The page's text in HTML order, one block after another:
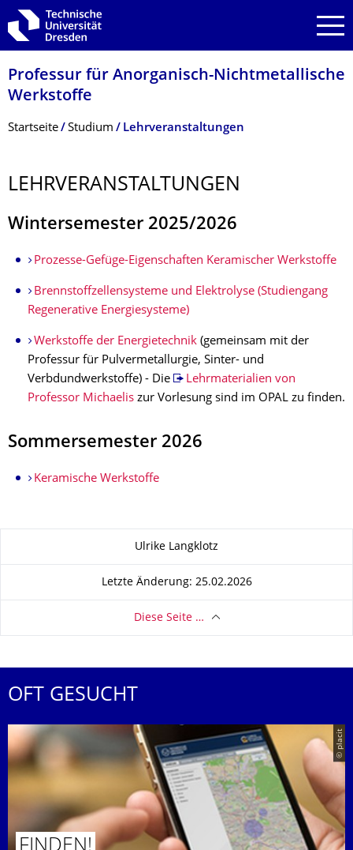
Zur Hauptnavigation springen
Zur Suche springen
Zum Inhalt springen
Professur für Anorganisch-Nichtmetallische
Werkstoffe
Breadcrumb-Menü
Startseite Studium Lehrveranstaltungen
LEHRVERANSTAL­TUNGEN
Wintersemester 2025/2026
Prozesse-Gefüge-Eigenschaften Keramischer Werkstoffe
Brennstoffzellensysteme und Elektrolyse (Studiengang
Regenerative Energiesysteme)
Werkstoffe der Energietechnik(gemeinsam mit der
Professur für Pulvermetallurgie, Sinter- und
Verbdundwerkstoffe) - Die
Lehrmaterialien von
Professor Michaelis zur Vorlesung sind im OPAL zu finden.
Sommersemester 2026
Keramische Werkstoffe
Ulrike Langklotz
Letzte Änderung: 25.02.2026
Diese Seite …
OFT GESUCHT
© placit